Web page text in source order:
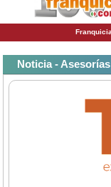
Noticia -